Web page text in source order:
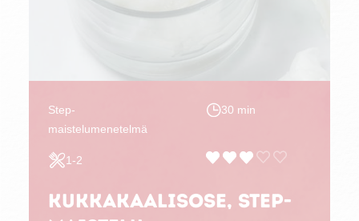
Step-
maistelumenetelmä
30 min
1-2
Kukkakaalisose, STEP-